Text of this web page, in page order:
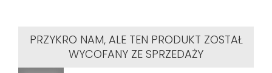
PRZYKRO NAM, ALE TEN PRODUKT ZOSTAŁ
WYCOFANY ZE SPRZEDAŻY